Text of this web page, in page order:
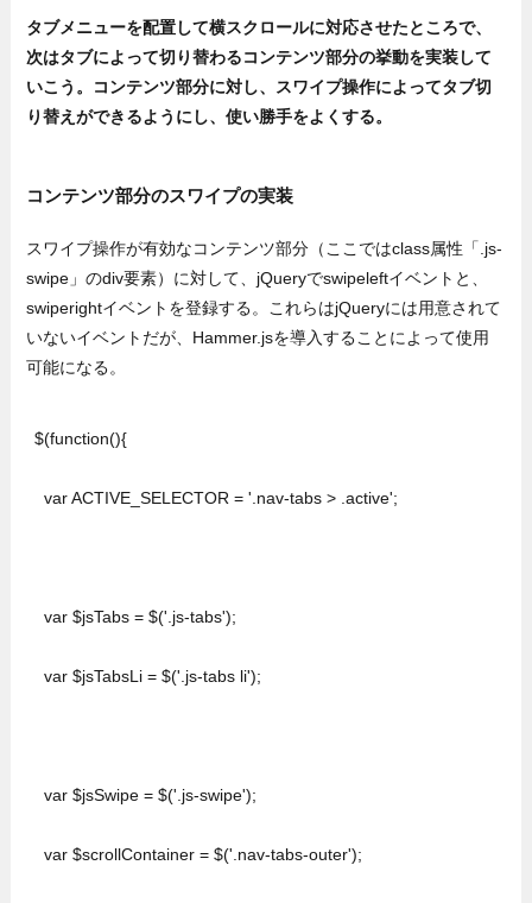
タブメニューを配置して横スクロールに対応させたところで、
次はタブによって切り替わるコンテンツ部分の挙動を実装して
いこう。コンテンツ部分に対し、スワイプ操作によってタブ切
り替えができるようにし、使い勝手をよくする。
コンテンツ部分のスワイプの実装
スワイプ操作が有効なコンテンツ部分（ここではclass属性「.js-
swipe」のdiv要素）に対して、jQueryでswipeleftイベントと、
swiperightイベントを登録する。これらはjQueryには用意されて
いないイベントだが、Hammer.jsを導入することによって使用
可能になる。
$(function(){
  var ACTIVE_SELECTOR = '.nav-tabs > .active';
  var $jsTabs = $('.js-tabs');
  var $jsTabsLi = $('.js-tabs li');
  var $jsSwipe = $('.js-swipe');
  var $scrollContainer = $('.nav-tabs-outer');